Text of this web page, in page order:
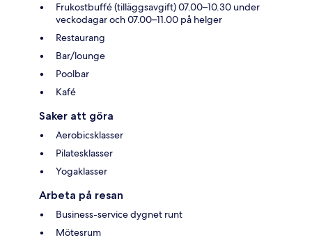
Frukostbuffé (tilläggsavgift) 07.00–10.30 under
veckodagar och 07.00–11.00 på helger
Restaurang
Bar/lounge
Poolbar
Kafé
Saker att göra
Aerobicsklasser
Pilatesklasser
Yogaklasser
Arbeta på resan
Business-service dygnet runt
Mötesrum